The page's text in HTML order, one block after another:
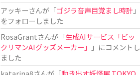
アッキーさんが「ゴジラ音声目覚まし時計」
をフォローしました
RosaGrantさんが「生成AIサービス「ビッ
クリマンAIグッズメーカー」
」にコメントし
ました